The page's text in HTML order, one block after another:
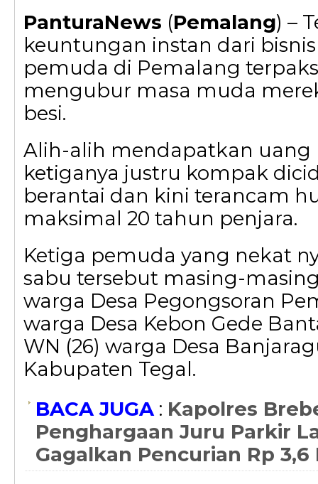
PanturaNews (Pemalang) –
keuntungan instan dari
pemuda di Pemalang
mengubur masa muda
besi.
Alih-alih mendapatkan uang
ketiganya justru kompak
berantai dan kini terancam
maksimal 20 tahun penjara.
Ketiga pemuda yang nekat
sabu tersebut masing-masing
warga Desa Pegongsoran
warga Desa Kebon Gede
WN (26) warga Desa
Kabupaten Tegal.
BACA JUGA: Kapolres
Penghargaan Juru Parkir
Gagalkan Pencurian Rp 3,6